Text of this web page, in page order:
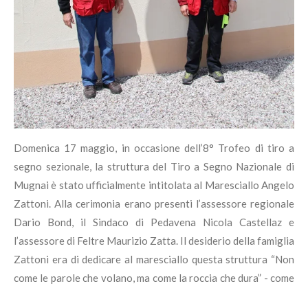
Domenica 17 maggio, in occasione dell’8° Trofeo di tiro a
segno sezionale, la struttura del Tiro a Segno Nazionale di
Mugnai è stato ufficialmente intitolata al Maresciallo Angelo
Zattoni. Alla cerimonia erano presenti l’assessore regionale
Dario Bond, il Sindaco di Pedavena Nicola Castellaz e
l’assessore di Feltre Maurizio Zatta. Il desiderio della famiglia
Zattoni era di dedicare al maresciallo questa struttura “Non
come le parole che volano, ma come la roccia che dura” - come